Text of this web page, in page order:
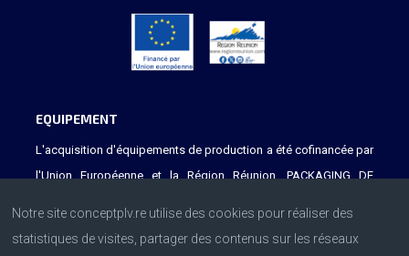
EQUIPEMENT
L'acquisition d'équipements de production a été cofinancée par
l'Union Européenne et la Région Réunion. PACKAGING DE
Notre site conceptplv.re utilise des cookies pour réaliser des
statistiques de visites, partager des contenus sur les réseaux